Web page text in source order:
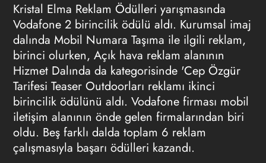
Kristal Elma Reklam Ödülleri yarışmasında
Vodafone 2 birincilik ödülü aldı. Kurumsal imaj
dalında Mobil Numara Taşıma ile ilgili reklam,
birinci olurken, Açık hava reklam alanının
Hizmet Dalında da kategorisinde 'Cep Özgür
Tarifesi Teaser Outdoorları reklamı ikinci
birincilik ödülünü aldı. Vodafone firması mobil
iletişim alanının önde gelen firmalarından biri
oldu. Beş farklı dalda toplam 6 reklam
çalışmasıyla başarı ödülleri kazandı.